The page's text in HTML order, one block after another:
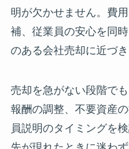
明が欠かせません。費
補、従業員の安心を同
のある会社売却に近づき
売却を急がない段階で
報酬の調整、不要資産
員説明のタイミングを